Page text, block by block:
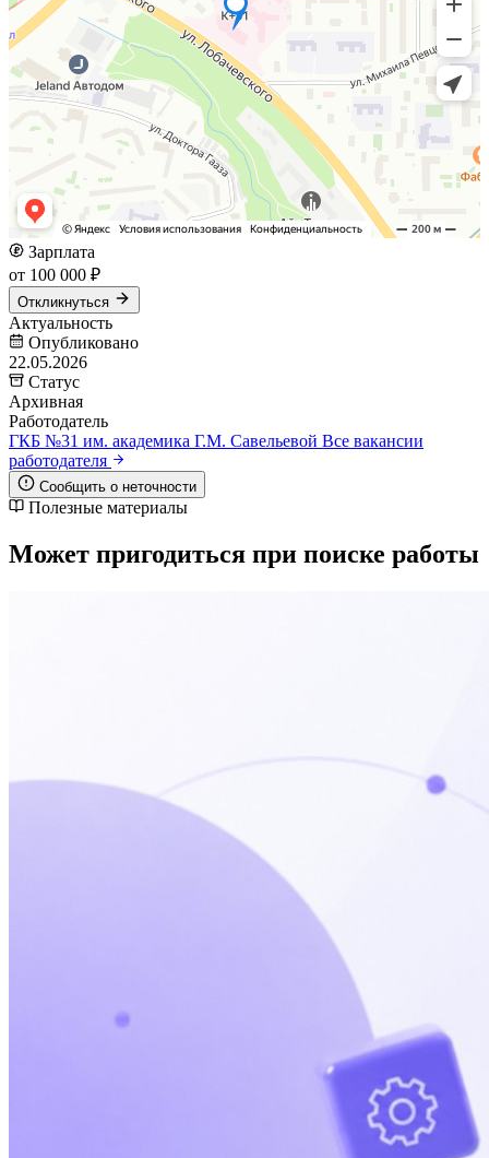
Зарплата
от 100 000 ₽
Откликнуться
Актуальность
Опубликовано
22.05.2026
Статус
Архивная
Работодатель
ГКБ №31 им. академика Г.М. Савельевой Все вакансии
работодателя
Сообщить о неточности
Полезные материалы
Может пригодиться при поиске работы